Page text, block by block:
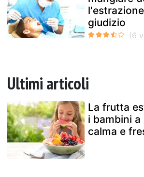
giudizio
Ultimi articoli
La frutta
i bambini
calma e